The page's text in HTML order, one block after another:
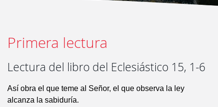
Primera lectura
Lectura del libro del Eclesiástico 15, 1-6
Así obra el que teme al Señor, el que observa la ley
alcanza la sabiduría.